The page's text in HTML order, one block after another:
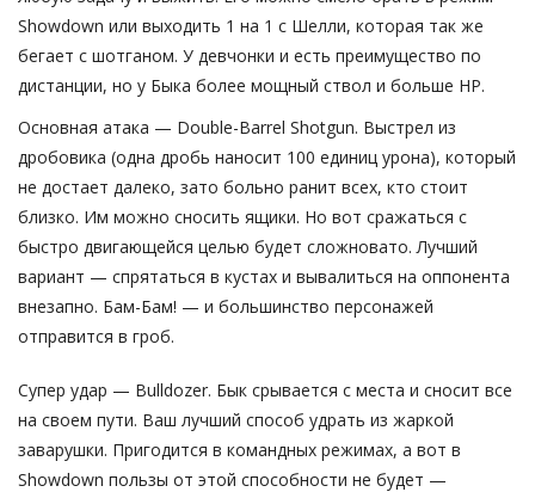
Showdown или выходить 1 на 1 с Шелли, которая так же
бегает с шотганом. У девчонки и есть преимущество по
дистанции, но у Быка более мощный ствол и больше HP.
Основная атака — Double-Barrel Shotgun. Выстрел из
дробовика (одна дробь наносит 100 единиц урона), который
не достает далеко, зато больно ранит всех, кто стоит
близко. Им можно сносить ящики. Но вот сражаться с
быстро двигающейся целью будет сложновато. Лучший
вариант — спрятаться в кустах и вывалиться на оппонента
внезапно. Бам-Бам! — и большинство персонажей
отправится в гроб.
Супер удар — Bulldozer. Бык срывается с места и сносит все
на своем пути. Ваш лучший способ удрать из жаркой
заварушки. Пригодится в командных режимах, а вот в
Showdown пользы от этой способности не будет —